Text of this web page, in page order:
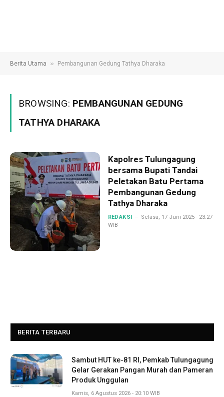
Berita Utama » Pembangunan Gedung Tathya Dharaka
BROWSING: PEMBANGUNAN GEDUNG
TATHYA DHARAKA
Kapolres Tulungagung
bersama Bupati Tandai
Peletakan Batu Pertama
Pembangunan Gedung
Tathya Dharaka
REDAKSI
Selasa, 17 Juni 2025 - 23:27
WIB
BERITA TERBARU
Sambut HUT ke-81 RI, Pemkab Tulungagung
Gelar Gerakan Pangan Murah dan Pameran
Produk Unggulan
Kamis, 6 Agustus 2026 - 20:10 WIB